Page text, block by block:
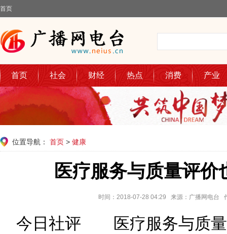
首页
首页 社会 财经 热点 消费 产业
位置导航： 首页 > 健康
医疗服务与质量评价
时间：2018-07-28 04:29 来源：广播网电
今日社评 医疗服务与质量